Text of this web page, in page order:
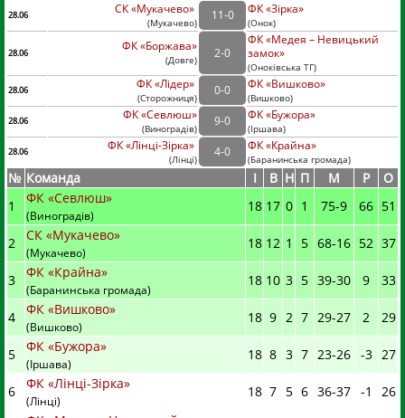
28.06 СК «Мукачево»
(Мукачево)
11-0 ФК «Зірка»
(Онок)
28.06
ФК «Боржава»
(Довге)
2-0
ФК «Медея – Невицький
замок»
(Оноківська ТГ)
28.06
ФК «Лідер»
(Сторожниця)
0-0 ФК «Вишково»
(Вишково)
28.06
ФК «Севлюш»
(Виноградів)
9-0 ФК «Бужора»
(Іршава)
28.06
ФК «Лінці-Зірка»
(Лінці)
4-0 ФК «Крайна»
(Баранинська громада)
№ Команда I В Н П М Р
О
1
ФК «Севлюш»
(Виноградів)
18 17 0 1 75-9 66 51
2 СК «Мукачево»
(Мукачево)
18 12 1 5 68-16 52 37
3 ФК «Крайна»
(Баранинська громада)
18 10 3 5 39-30 9 33
4 ФК «Вишково»
(Вишково)
18 9 2 7 29-27 2 29
5 ФК «Бужора»
(Іршава)
18 8 3 7 23-26 -3 27
6 ФК «Лінці-Зірка»
(Лінці)
18 7 5 6 36-37 -1 26